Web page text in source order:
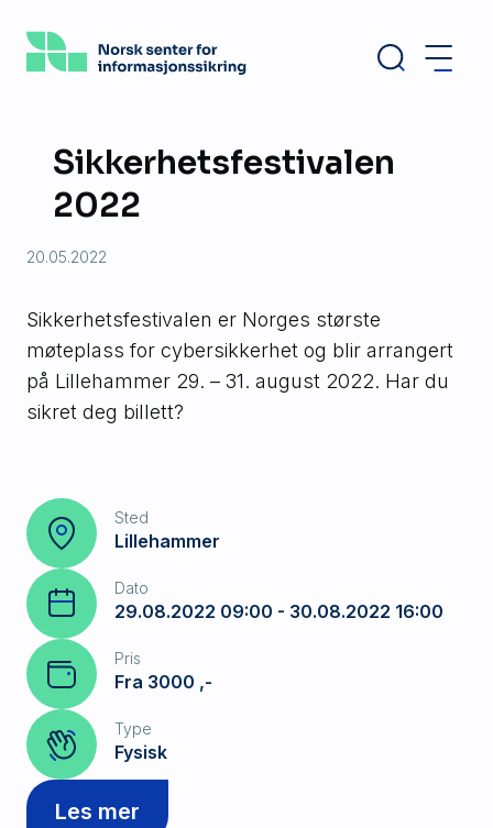
hovedinnhold
Sikkerhetsfestivalen
2022
20.05.2022
Sikkerhetsfestivalen er Norges største
møteplass for cybersikkerhet og blir arrangert
på Lillehammer 29. – 31. august 2022. Har du
sikret deg billett?
Sted
Lillehammer
Dato
29.08.2022 09:00 - 30.08.2022 16:00
Pris
Fra 3000 ,-
Type
Fysisk
Les mer